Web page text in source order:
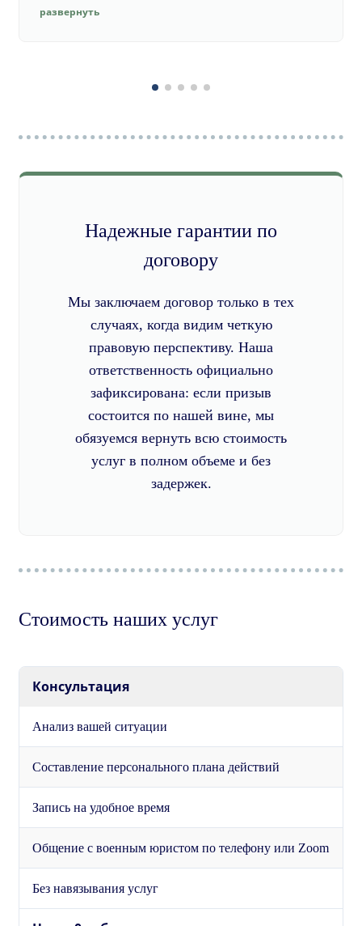
дерматолог принял документы без споров.
развернуть
Надежные гарантии по
договору
Мы заключаем договор только в тех
случаях, когда видим четкую
правовую перспективу. Наша
ответственность официально
зафиксирована: если призыв
состоится по нашей вине, мы
обязуемся вернуть всю стоимость
услуг в полном объеме и без
задержек.
Стоимость наших услуг
Консультация
Анализ вашей ситуации
Составление персонального плана действий
Запись на удобное время
Общение с военным юристом по телефону или Zoom
Без навязывания услуг